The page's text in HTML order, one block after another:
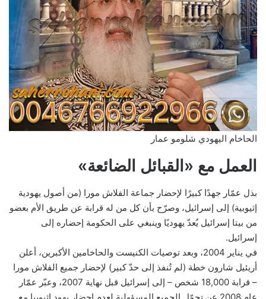
الحاخام اليهودي شلومو عمار
العمل مع «القبائل الضائعة»
بذل عمّار جهدًا كبيرًا لإحضار جماعة الفلاش مورا (من أصول يهودية
إثيوبية) إلى إسرائيل، وصرّح بأن كل من له قرابة عن طريق الأم بعضو
من بيتا إسرائيل يُعدّ يهوديًا وينبغي على الحكومة إحضاره إلى
إسرائيل.
في يناير 2004، وبعد توصيات الكنيست والحاخامين الأكبرين، أعلن
أريئيل شارون خطة (لم تُنفذ إلى حدّ كبير) لإحضار جميع الفلاش مورا
– قرابة 18,000 شخص – إلى إسرائيل قبل نهاية 2007، وعبّر عمّار